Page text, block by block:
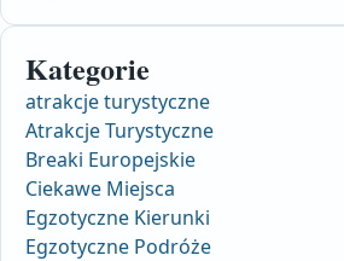
Kategorie
atrakcje turystyczne
Atrakcje Turystyczne
Breaki Europejskie
Ciekawe Miejsca
Egzotyczne Kierunki
Egzotyczne Podróże